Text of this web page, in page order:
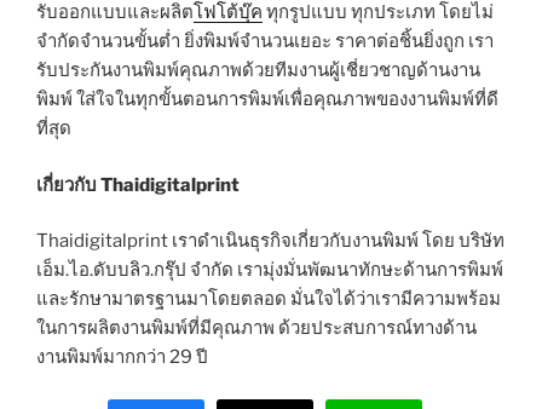
รับออกแบบและผลิตโฟโต้บุ๊ค ทุกรูปแบบ ทุกประเภท โดยไม่
จำกัดจำนวนขั้นต่ำ ยิ่งพิมพ์จำนวนเยอะ ราคาต่อชิ้นยิ่งถูก เรา
รับประกันงานพิมพ์คุณภาพด้วยทีมงานผู้เชี่ยวชาญด้านงาน
พิมพ์ ใส่ใจในทุกขั้นตอนการพิมพ์เพื่อคุณภาพของงานพิมพ์ที่ดี
ที่สุด
เกี่ยวกับ Thaidigitalprint
Thaidigitalprint เราดำเนินธุรกิจเกี่ยวกับงานพิมพ์ โดย บริษัท
เอ็ม.ไอ.ดับบลิว.กรุ๊ป จำกัด เรามุ่งมั่นพัฒนาทักษะด้านการพิมพ์
และรักษามาตรฐานมาโดยตลอด มั่นใจได้ว่าเรามีความพร้อม
ในการผลิตงานพิมพ์ที่มีคุณภาพ ด้วยประสบการณ์ทางด้าน
งานพิมพ์มากกว่า 29 ปี